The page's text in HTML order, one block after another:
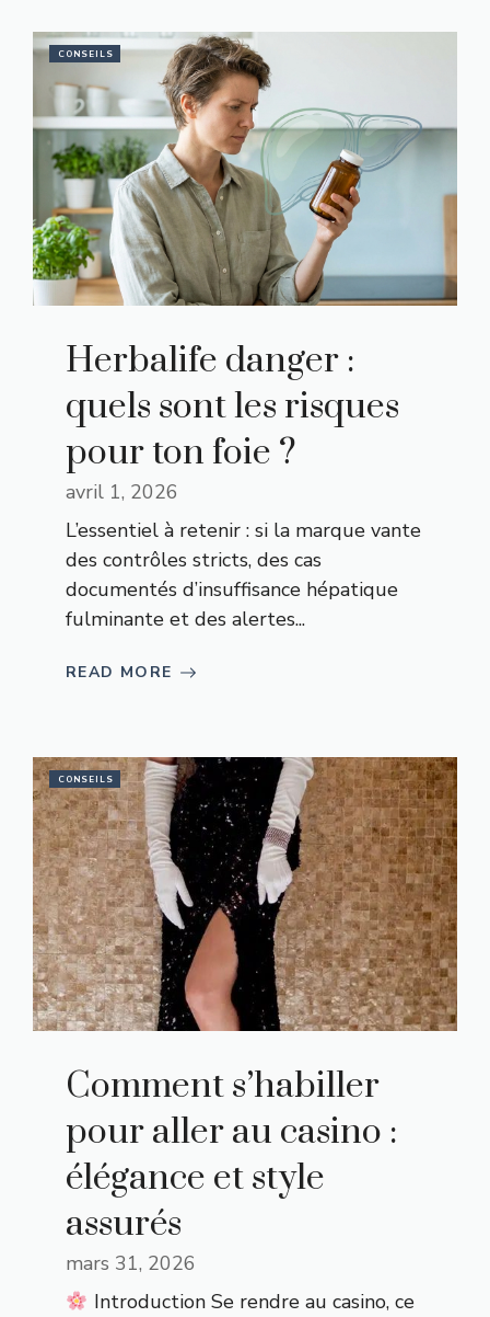
CONSEILS
Herbalife danger :
quels sont les risques
pour ton foie ?
avril 1, 2026
L’essentiel à retenir : si la marque vante
des contrôles stricts, des cas
documentés d’insuffisance hépatique
fulminante et des alertes...
READ MORE
CONSEILS
Comment s’habiller
pour aller au casino :
élégance et style
assurés
mars 31, 2026
Introduction Se rendre au casino, ce